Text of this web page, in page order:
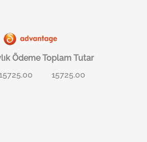
Ödeme Toplam Tutar
15725.00